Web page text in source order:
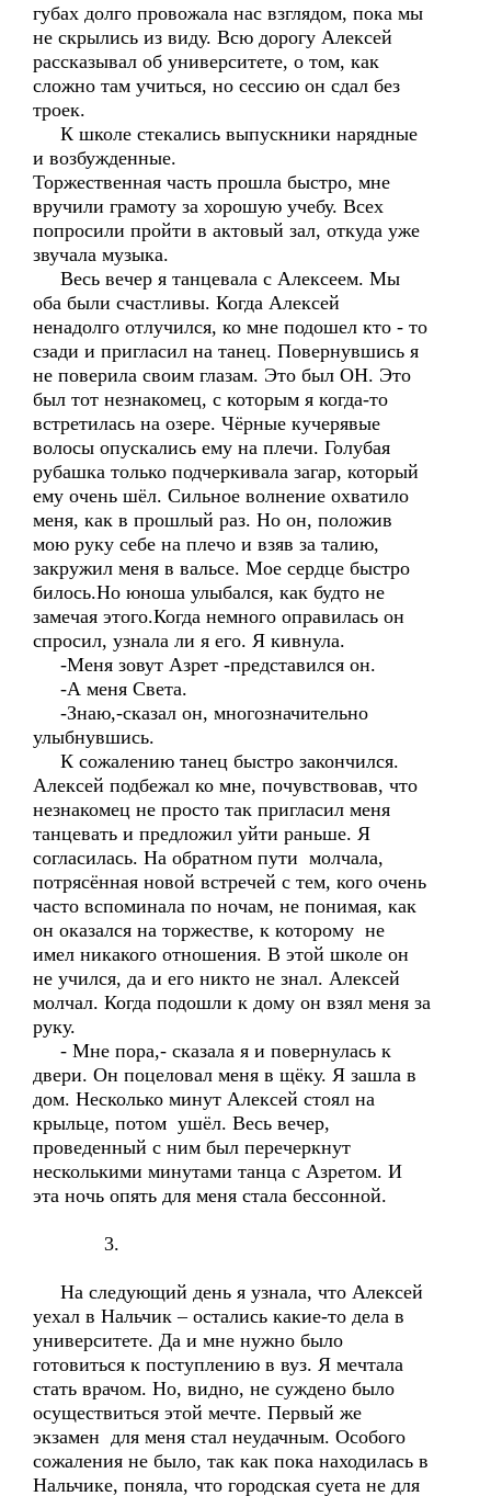
губах долго провожала нас взглядом, пока мы
не скрылись из виду. Всю дорогу Алексей
рассказывал об университете, о том, как
сложно там учиться, но сессию он сдал без
троек.
К школе стекались выпускники нарядные
и возбужденные.
Торжественная часть прошла быстро, мне
вручили грамоту за хорошую учебу. Всех
попросили пройти в актовый зал, откуда уже
звучала музыка.
Весь вечер я танцевала с Алексеем. Мы
оба были счастливы. Когда Алексей
ненадолго отлучился, ко мне подошел кто - то
сзади и пригласил на танец. Повернувшись я
не поверила своим глазам. Это был ОН. Это
был тот незнакомец, с которым я когда-то
встретилась на озере. Чёрные кучерявые
волосы опускались ему на плечи. Голубая
рубашка только подчеркивала загар, который
ему очень шёл. Сильное волнение охватило
меня, как в прошлый раз. Но он, положив
мою руку себе на плечо и взяв за талию,
закружил меня в вальсе. Мое сердце быстро
билось.Но юноша улыбался, как будто не
замечая этого.Когда немного оправилась он
спросил, узнала ли я его. Я кивнула.
-Меня зовут Азрет -представился он.
-А меня Света.
-Знаю,-сказал он, многозначительно
улыбнувшись.
К сожалению танец быстро закончился.
Алексей подбежал ко мне, почувствовав, что
незнакомец не просто так пригласил меня
танцевать и предложил уйти раньше. Я
согласилась. На обратном пути молчала,
потрясённая новой встречей с тем, кого очень
часто вспоминала по ночам, не понимая, как
он оказался на торжестве, к которому не
имел никакого отношения. В этой школе он
не учился, да и его никто не знал. Алексей
молчал. Когда подошли к дому он взял меня за
руку.
- Мне пора,- сказала я и повернулась к
двери. Он поцеловал меня в щёку. Я зашла в
дом. Несколько минут Алексей стоял на
крыльце, потом ушёл. Весь вечер,
проведенный с ним был перечеркнут
несколькими минутами танца с Азретом. И
эта ночь опять для меня стала бессонной.
3.
На следующий день я узнала, что Алексей
уехал в Нальчик – остались какие-то дела в
университете. Да и мне нужно было
готовиться к поступлению в вуз. Я мечтала
стать врачом. Но, видно, не суждено было
осуществиться этой мечте. Первый же
экзамен для меня стал неудачным. Особого
сожаления не было, так как пока находилась в
Нальчике, поняла, что городская суета не для